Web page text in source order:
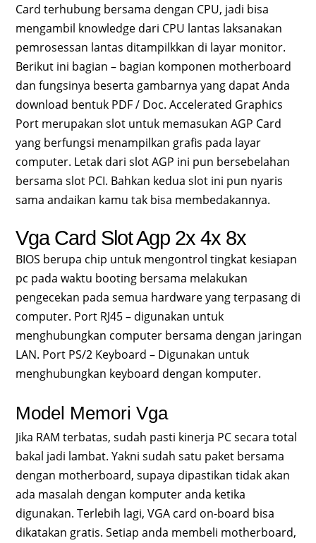
Card terhubung bersama dengan CPU, jadi bisa
mengambil knowledge dari CPU lantas laksanakan
pemrosessan lantas ditampilkkan di layar monitor.
Berikut ini bagian – bagian komponen motherboard
dan fungsinya beserta gambarnya yang dapat Anda
download bentuk PDF / Doc. Accelerated Graphics
Port merupakan slot untuk memasukan AGP Card
yang berfungsi menampilkan grafis pada layar
computer. Letak dari slot AGP ini pun bersebelahan
bersama slot PCI. Bahkan kedua slot ini pun nyaris
sama andaikan kamu tak bisa membedakannya.
Vga Card Slot Agp 2x 4x 8x
BIOS berupa chip untuk mengontrol tingkat kesiapan
pc pada waktu booting bersama melakukan
pengecekan pada semua hardware yang terpasang di
computer. Port RJ45 – digunakan untuk
menghubungkan computer bersama dengan jaringan
LAN. Port PS/2 Keyboard – Digunakan untuk
menghubungkan keyboard dengan komputer.
Model Memori Vga
Jika RAM terbatas, sudah pasti kinerja PC secara total
bakal jadi lambat. Yakni sudah satu paket bersama
dengan motherboard, supaya dipastikan tidak akan
ada masalah dengan komputer anda ketika
digunakan. Terlebih lagi, VGA card on-board bisa
dikatakan gratis. Setiap anda membeli motherboard,